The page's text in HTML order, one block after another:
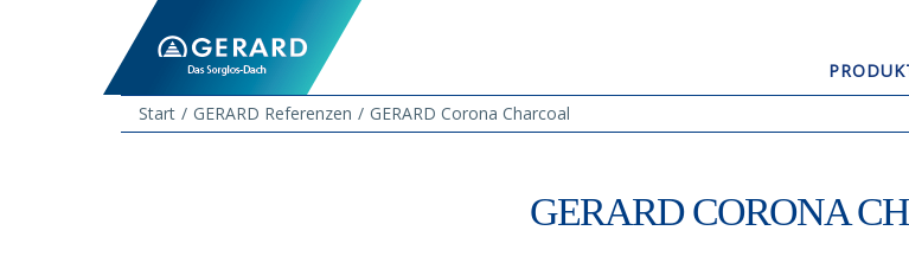
Start
GERARD Referenzen GERARD Corona Charcoal
GERARD CORONA